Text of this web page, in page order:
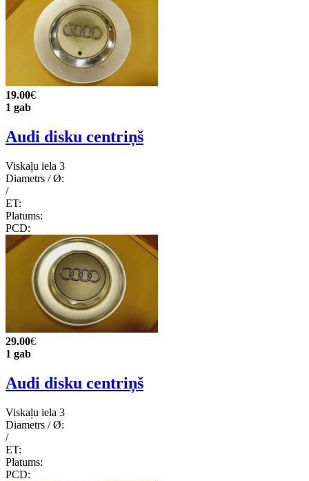
19.00€
1 gab
Audi disku centriņš
Viskaļu iela 3
Diametrs / Ø:
/
ET:
Platums:
PCD:
29.00€
1 gab
Audi disku centriņš
Viskaļu iela 3
Diametrs / Ø:
/
ET:
Platums:
PCD: